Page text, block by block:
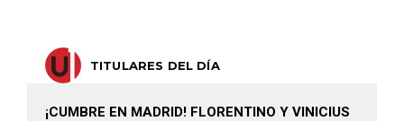
TITULARES DEL DÍA
¡CUMBRE EN MADRID! FLORENTINO Y VINICIUS